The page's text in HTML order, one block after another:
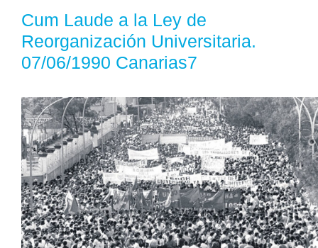
Cum Laude a la Ley de
Reorganización Universitaria.
07/06/1990 Canarias7